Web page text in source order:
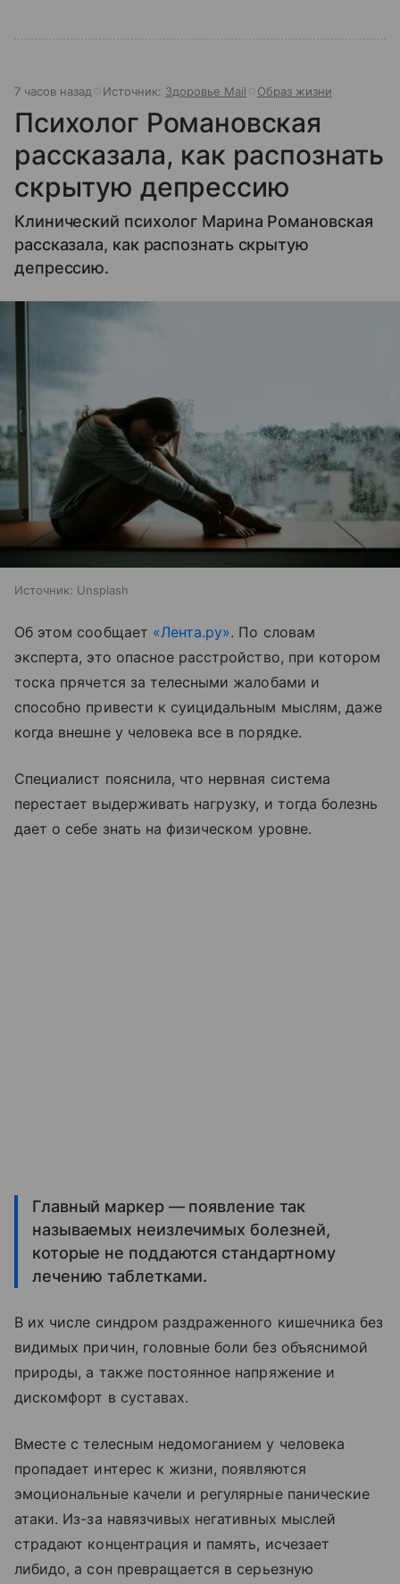
7 часов назад Источник: Здоровье Mail Образ жизни
Психолог Романовская
рассказала, как распознать
скрытую депрессию
Клинический психолог Марина Романовская
рассказала, как распознать скрытую
депрессию.
Источник: Unsplash
Об этом сообщает «Лента.ру». По словам
эксперта, это опасное расстройство, при котором
тоска прячется за телесными жалобами и
способно привести к суицидальным мыслям, даже
когда внешне у человека все в порядке.
Специалист пояснила, что нервная система
перестает выдерживать нагрузку, и тогда болезнь
дает о себе знать на физическом уровне.
Главный маркер — появление так
называемых неизлечимых болезней,
которые не поддаются стандартному
лечению таблетками.
В их числе синдром раздраженного кишечника без
видимых причин, головные боли без объяснимой
природы, а также постоянное напряжение и
дискомфорт в суставах.
Вместе с телесным недомоганием у человека
пропадает интерес к жизни, появляются
эмоциональные качели и регулярные панические
атаки. Из-за навязчивых негативных мыслей
страдают концентрация и память, исчезает
либидо, а сон превращается в серьезную